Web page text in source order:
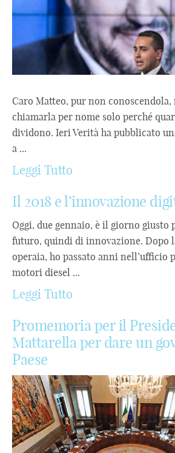
Caro Matteo, pur non
chiamarla per nome solo perché
dividono. Ieri Verità ha pubblicato
a ...
Leggi Tutto
Il 2018 e l’innovazione
Oggi, due gennaio, è il giorno giusto
futuro, quindi di innovazione. Dopo
operaia, ho passato anni nell’ufficio
motori diesel ...
Leggi Tutto
Promemoria per il
Mattarella per dare un
Paese